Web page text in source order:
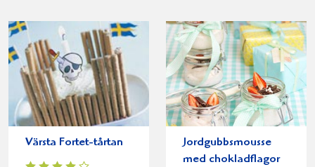
Värsta Fortet-tårtan
Jordgubbsmousse
med chokladflagor